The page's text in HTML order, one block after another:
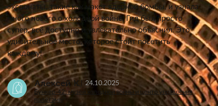
экспонаты, такие как макет ядерной бомбы, и узнала
много нового о холодной войне. Гид был просто
супер, всё доступно и увлекательно объяснил. Это
удивительное место, которое стоит посетить
каждому!
Алексей К. 24.10.2025
Бункер-42: музей холодной войны и центр управления
полётами